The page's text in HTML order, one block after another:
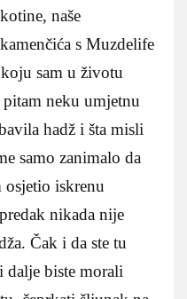
naše
s Muzdelife
sam u životu
neku umjetnu
hadž i šta misli
samo zanimalo da
osjetio iskrenu
nikada nije
Čak i da ste tu
biste morali